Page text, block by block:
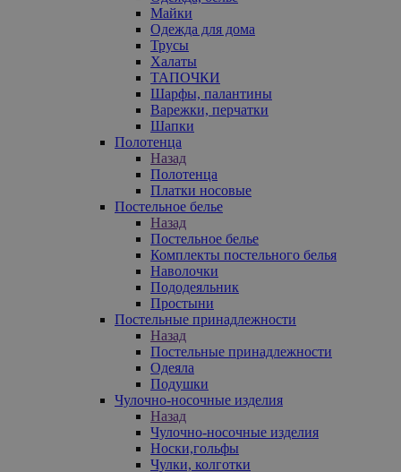
Майки
Одежда для дома
Трусы
Халаты
ТАПОЧКИ
Шарфы, палантины
Варежки, перчатки
Шапки
Полотенца
Назад
Полотенца
Платки носовые
Постельное белье
Назад
Постельное белье
Комплекты постельного белья
Наволочки
Пододеяльник
Простыни
Постельные принадлежности
Назад
Постельные принадлежности
Одеяла
Подушки
Чулочно-носочные изделия
Назад
Чулочно-носочные изделия
Носки,гольфы
Чулки, колготки